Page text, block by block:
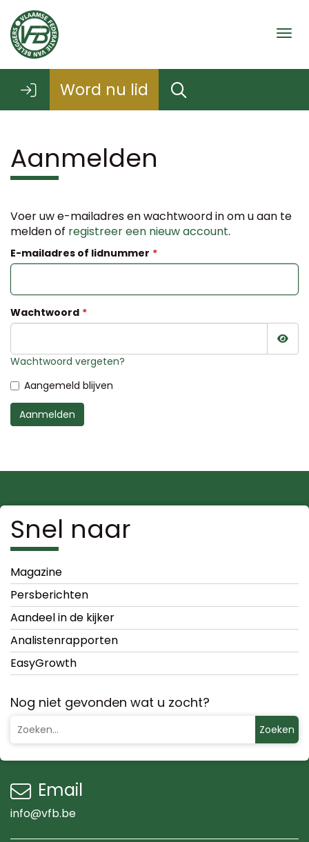
Word nu lid
Aanmelden
Voer uw e-mailadres en wachtwoord in om u aan te
melden of registreer een nieuw account.
E-mailadres of lidnummer
Wachtwoord
Wachtwoord vergeten?
Aangemeld blijven
Aanmelden
Snel naar
Magazine
Persberichten
Aandeel in de kijker
Analistenrapporten
EasyGrowth
Nog niet gevonden wat u zocht?
Zoeken
Email
info@vfb.be